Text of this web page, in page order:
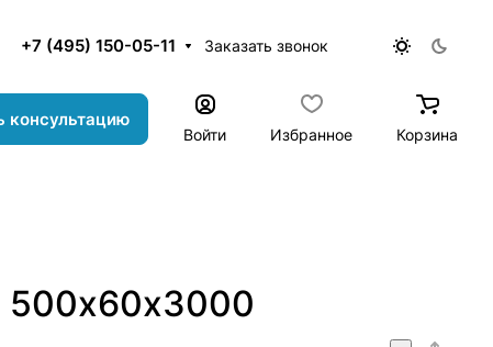
+7 (495) 150-05-11 Заказать звонок
консультацию
Войти Избранное Корзина
500х60х3000